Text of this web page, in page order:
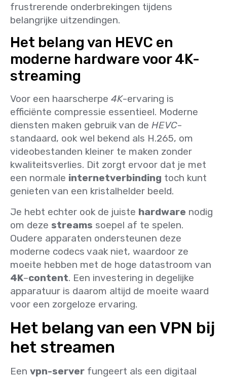
frustrerende onderbrekingen tijdens
belangrijke uitzendingen.
Het belang van HEVC en
moderne hardware voor 4K-
streaming
Voor een haarscherpe 4K-ervaring is
efficiënte compressie essentieel. Moderne
diensten maken gebruik van de HEVC-
standaard, ook wel bekend als H.265, om
videobestanden kleiner te maken zonder
kwaliteitsverlies. Dit zorgt ervoor dat je met
een normale internetverbinding toch kunt
genieten van een kristalhelder beeld.
Je hebt echter ook de juiste hardware nodig
om deze streams soepel af te spelen.
Oudere apparaten ondersteunen deze
moderne codecs vaak niet, waardoor ze
moeite hebben met de hoge datastroom van
4K–content. Een investering in degelijke
apparatuur is daarom altijd de moeite waard
voor een zorgeloze ervaring.
Het belang van een VPN bij
het streamen
Een vpn-server fungeert als een digitaal